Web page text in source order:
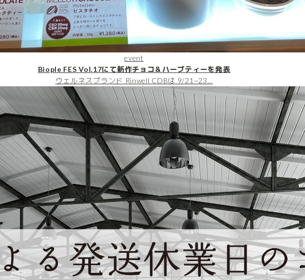
event
Biople FES Vol.17にて新作チョコ＆ハーブティーを発表
ウェルネスブランド Rinwell CDBは 9/21~23…